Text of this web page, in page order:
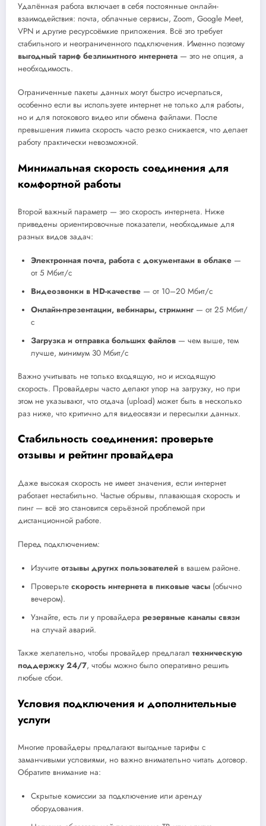
Удалённая работа включает в себя постоянные онлайн-
взаимодействия: почта, облачные сервисы, Zoom, Google Meet,
VPN и другие ресурсоёмкие приложения. Всё это требует
стабильного и неограниченного подключения. Именно поэтому
выгодный тариф безлимитного интернета — это не опция, а
необходимость.
Ограниченные пакеты данных могут быстро исчерпаться,
особенно если вы используете интернет не только для работы,
но и для потокового видео или обмена файлами. После
превышения лимита скорость часто резко снижается, что делает
работу практически невозможной.
Минимальная скорость соединения для
комфортной работы
Второй важный параметр — это скорость интернета. Ниже
приведены ориентировочные показатели, необходимые для
разных видов задач:
Электронная почта, работа с документами в облаке —
от 5 Мбит/с
Видеозвонки в HD-качестве — от 10–20 Мбит/с
Онлайн-презентации, вебинары, стриминг — от 25 Мбит/
с
Загрузка и отправка больших файлов — чем выше, тем
лучше, минимум 30 Мбит/с
Важно учитывать не только входящую, но и исходящую
скорость. Провайдеры часто делают упор на загрузку, но при
этом не указывают, что отдача (upload) может быть в несколько
раз ниже, что критично для видеосвязи и пересылки данных.
Стабильность соединения: проверьте
отзывы и рейтинг провайдера
Даже высокая скорость не имеет значения, если интернет
работает нестабильно. Частые обрывы, плавающая скорость и
пинг — всё это становится серьёзной проблемой при
дистанционной работе.
Перед подключением:
Изучите отзывы других пользователей в вашем районе.
Проверьте скорость интернета в пиковые часы (обычно
вечером).
Узнайте, есть ли у провайдера резервные каналы связи
на случай аварий.
Также желательно, чтобы провайдер предлагал техническую
поддержку 24/7, чтобы можно было оперативно решить
любые сбои.
Условия подключения и дополнительные
услуги
Многие провайдеры предлагают выгодные тарифы с
заманчивыми условиями, но важно внимательно читать договор.
Обратите внимание на:
Скрытые комиссии за подключение или аренду
оборудования.